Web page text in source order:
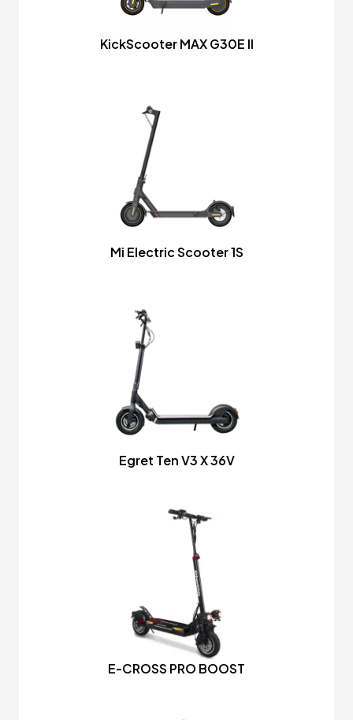
KickScooter MAX G30E II
Mi Electric Scooter 1S
Egret Ten V3 X 36V
E-CROSS PRO BOOST